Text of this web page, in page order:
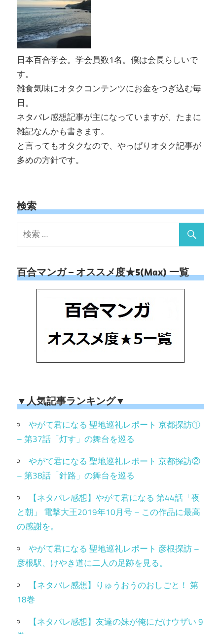
日本百合学会。学会員数1名。僕は会長らしいで
す。
雑食気味にオタクコンテンツにお金をつぎ込む毎
日。
ネタバレ感想記事が主になっていますが、たまに
雑記なんかも書きます。
と言ってもオタクなので、やっぱりオタク記事が
多めの方針です。
検索
百合マンガ – オススメ度★5(Max) 一覧
▼人気記事ランキング▼
やがて君になる 聖地巡礼レポート 京都探訪①
– 第37話「灯す」の舞台を巡る
やがて君になる 聖地巡礼レポート 京都探訪②
– 第38話「針路」の舞台を巡る
【ネタバレ感想】やがて君になる 第44話「夜
と朝」 電撃大王2019年10月号 – この作品に最高
の感謝を。
やがて君になる 聖地巡礼レポート 彦根探訪 –
彦根駅、けやき道に二人の足跡を見る。
【ネタバレ感想】りゅうおうのおしごと！ 第
18巻
【ネタバレ感想】友達の妹が俺にだけウザい 9